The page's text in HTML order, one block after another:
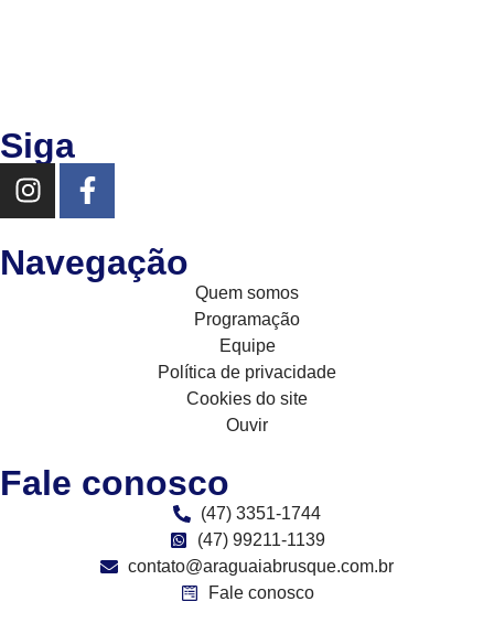
Siga
Navegação
Quem somos
Programação
Equipe
Política de privacidade
Cookies do site
Ouvir
Fale conosco
(47) 3351-1744
(47) 99211-1139
contato@araguaiabrusque.com.br
Fale conosco